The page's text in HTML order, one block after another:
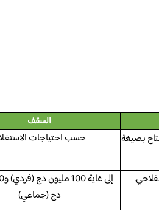
السقف
على الفوائد، ومتاح بصيغة
حسب احتياجات
دج (جماعي)